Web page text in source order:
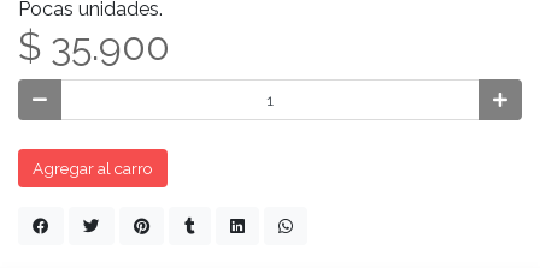
Pocas unidades.
$ 35.900
Agregar al carro